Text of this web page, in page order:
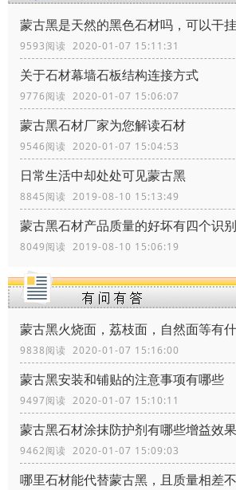
蒙古黑是天然的黑色石材吗，可以干
9593阅读 2020-01-07 15:11:31
关于石材幕墙石板结构连接方式
9776阅读 2020-01-07 15:06:07
蒙古黑石材厂家为您解读石材
9546阅读 2020-01-07 15:04:53
日常生活中却处处可见蒙古黑
8845阅读 2019-08-10 15:13:49
蒙古黑石材产品质量的好坏有四个识
8049阅读 2019-08-10 15:06:19
蒙古黑火烧面，荔枝面，自然面等有
9838阅读 2020-01-07 15:16:00
蒙古黑安装和铺贴的注意事项有哪些
9497阅读 2020-01-07 15:10:11
蒙古黑石材涂抹防护剂有哪些增益效果
9462阅读 2020-01-07 15:09:03
哪里石材能代替蒙古黑，且质量相差